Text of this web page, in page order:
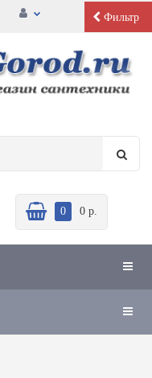
Фильтр
0 0 р.